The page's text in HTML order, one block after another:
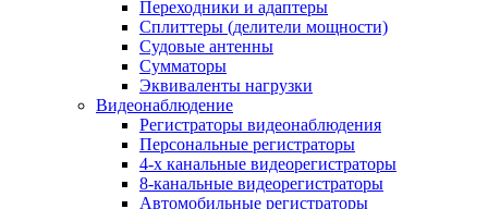
Переходники и адаптеры
Сплиттеры (делители мощности)
Судовые антенны
Сумматоры
Эквиваленты нагрузки
Видеонаблюдение
Регистраторы видеонаблюдения
Персональные регистраторы
4-х канальные видеорегистраторы
8-канальные видеорегистраторы
Автомобильные регистраторы